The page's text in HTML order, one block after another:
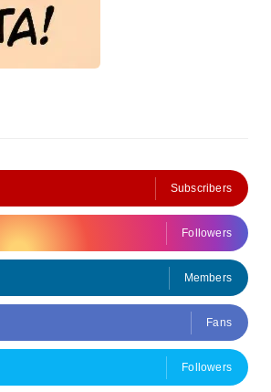
Subscribers
Followers
Members
Fans
Followers